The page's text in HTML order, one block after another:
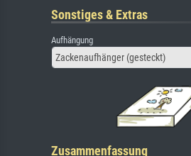
Sonstiges & Extras
Aufhängung
Zackenaufhänger (gesteckt)
Zusammenfassung